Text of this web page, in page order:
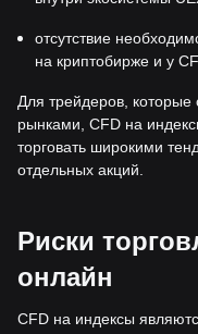
отсутствие
на криптобирже и у
Для трейдеров, которые
рынками, CFD на
торговать широкими
отдельных акций.
Риски
онлайн
CFD на индексы